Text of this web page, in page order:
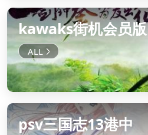
kawaks街机会员版
psv三国志13港中